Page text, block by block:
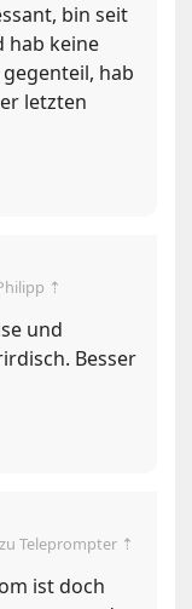
bin seit
hab keine
hab
letzten
⇡
und
Besser
zu Teleprompter ⇡
ist doch